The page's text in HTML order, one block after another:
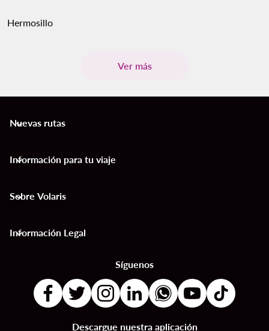
Hermosillo
Ver más
Nuevas rutas
keyboard_arrow_down
Información para tu viaje
keyboard_arrow_down
Sobre Volaris
keyboard_arrow_down
Información Legal
keyboard_arrow_down
Síguenos
Descargue nuestra aplicación